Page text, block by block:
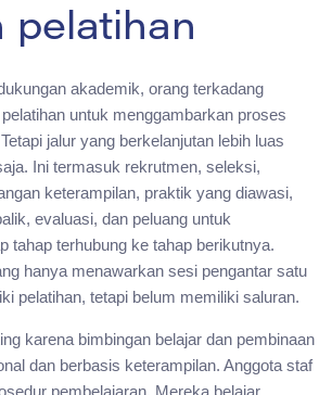
pelatihan
akademik, orang terkadang
untuk menggambarkan proses
jalur yang berkelanjutan lebih luas
Ini termasuk rekrutmen, seleksi,
keterampilan, praktik yang diawasi,
evaluasi, dan peluang untuk
tahap terhubung ke tahap berikutnya.
hanya menawarkan sesi pengantar satu
pelatihan, tetapi belum memiliki saluran.
karena bimbingan belajar dan pembinaan
dan berbasis keterampilan. Anggota staf